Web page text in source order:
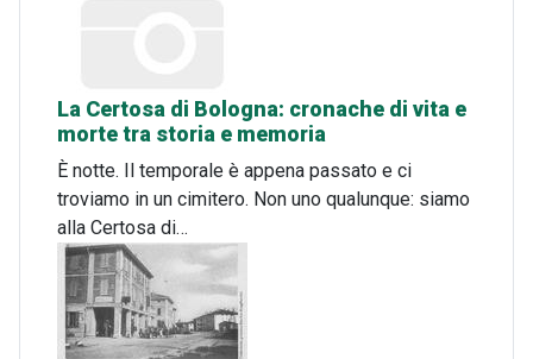
La Certosa di Bologna: cronache di vita e
morte tra storia e memoria
È notte. Il temporale è appena passato e ci
troviamo in un cimitero. Non uno qualunque: siamo
alla Certosa di…